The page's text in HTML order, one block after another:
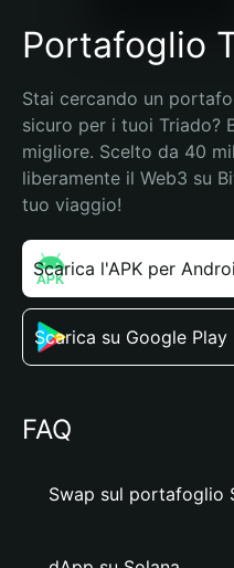
Portafoglio
Stai cercando un
sicuro per i tuoi Triado?
migliore. Scelto da 40
liberamente il Web3 su
tuo viaggio!
Scarica l'APK per
Scarica su Google Play
FAQ
Swap sul portafoglio